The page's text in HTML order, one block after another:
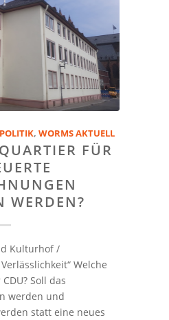
,WORMS AKTUELL
FÜR
WERDEN?
Kulturhof /
Welche
Soll das
werden und
statt eine neues